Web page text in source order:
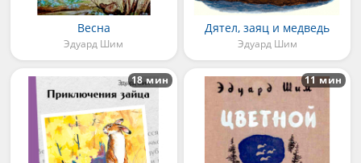
Весна
Эдуард Шим
Дятел, заяц и медведь
Эдуард Шим
18 мин 11 мин